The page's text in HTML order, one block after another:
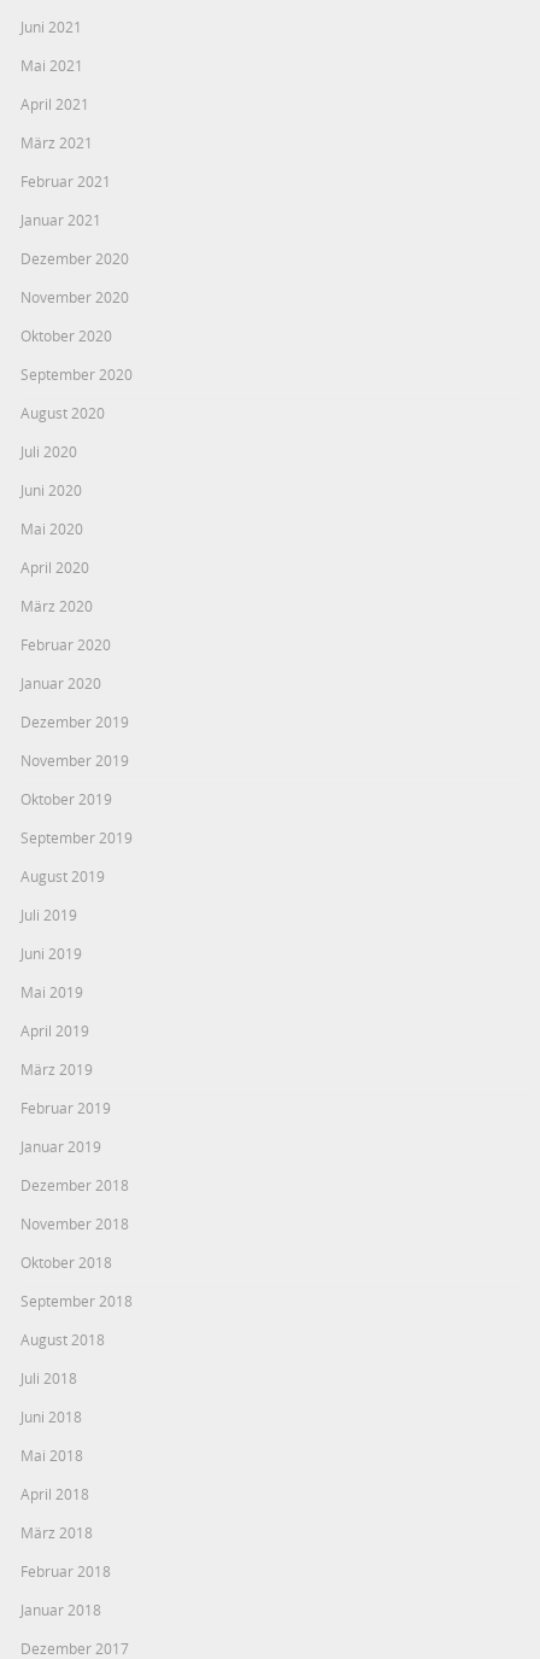
Juni 2021
Mai 2021
April 2021
März 2021
Februar 2021
Januar 2021
Dezember 2020
November 2020
Oktober 2020
September 2020
August 2020
Juli 2020
Juni 2020
Mai 2020
April 2020
März 2020
Februar 2020
Januar 2020
Dezember 2019
November 2019
Oktober 2019
September 2019
August 2019
Juli 2019
Juni 2019
Mai 2019
April 2019
März 2019
Februar 2019
Januar 2019
Dezember 2018
November 2018
Oktober 2018
September 2018
August 2018
Juli 2018
Juni 2018
Mai 2018
April 2018
März 2018
Februar 2018
Januar 2018
Dezember 2017